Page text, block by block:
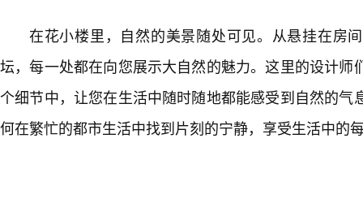
在花小楼里，自然的美景随处可见。从悬挂在房
坛，每一处都在向您展示大自然的魅力。这里的设计师
个细节中，让您在生活中随时随地都能感受到自然的气
何在繁忙的都市生活中找到片刻的宁静，享受生活中的